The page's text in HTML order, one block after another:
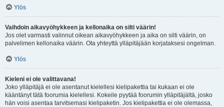
Ylös
Vaihdoin aikavyöhykkeen ja kellonaika on silti väärin!
Jos olet varmasti valinnut oikean aikavyöhykkeen ja aika on silti väärin, on
palvelimen kellonaika väärin. Ota yhteyttä ylläpitäjään korjataksesi ongelman.
Ylös
Kieleni ei ole valittavana!
Joko ylläpitäjä ei ole asentanut kielellesi kielipakettia tai kukaan ei ole
kääntänyt tätä foorumia kielellesi. Kokeile pyytää foorumin ylläpitäjältä, josko
hän voisi asentaa tarvitsemasi kielipaketin. Jos kielipakettia ei ole olemassa,